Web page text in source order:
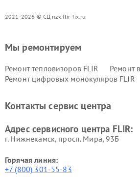
2021-2026 © СЦ nzk.flir-fix.ru
Мы ремонтируем
Ремонт тепловизоров FLIR
Ремонт
Ремонт цифровых монокуляров FLIR
Контакты сервис центра
Адрес сервисного центра FLIR:
г. Нижнекамск, просп. Мира, 93Б
Горячая линия:
+7 (800) 301-55-83